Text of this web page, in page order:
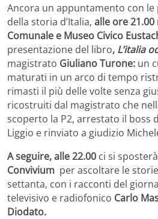
Ancora un appuntamento con
della storia d’Italia, alle ore
Comunale e Museo Civico
presentazione del libro, L’italia
magistrato Giuliano Turone: un
maturati in un arco di tempo
rimasti il più delle volte senza
ricostruiti dal magistrato che
scoperto la P2, arrestato il boss
Liggio e rinviato a giudizio
A seguire, alle 22.00 ci si sposterà
Convivium per ascoltare le
settanta, con i racconti del
televisivo e radiofonico Carlo
Diodato.